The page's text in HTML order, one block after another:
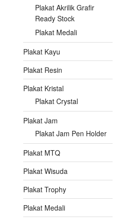
Plakat Akrilik Grafir
Ready Stock
Plakat Medali
Plakat Kayu
Plakat Resin
Plakat Kristal
Plakat Crystal
Plakat Jam
Plakat Jam Pen Holder
Plakat MTQ
Plakat Wisuda
Plakat Trophy
Plakat Medali